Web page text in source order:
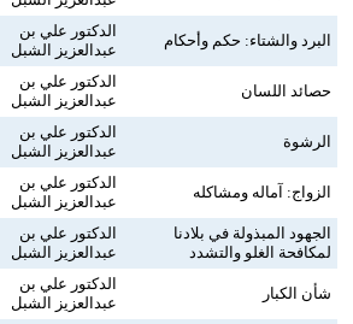
البرد والشتاء: حكم وأحكام
الدكتور علي بن
عبدالعزيز الشبل
حصائد اللسان
الدكتور علي بن
عبدالعزيز الشبل
الرشوة
الدكتور علي بن
عبدالعزيز الشبل
الزواج: آماله ومشاكله
الدكتور علي بن
عبدالعزيز الشبل
الجهود المبذولة في بلادنا
لمكافحة الغلو والتشدد
الدكتور علي بن
عبدالعزيز الشبل
شأن الكبار
الدكتور علي بن
عبدالعزيز الشبل